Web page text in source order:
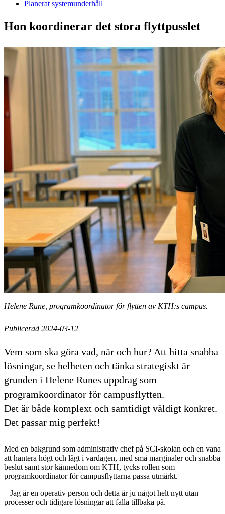
Planerat systemunderhåll
Hon koordinerar det stora flyttpusslet
Helene Rune, programkoordinator för flytten av KTH:s campus.
Publicerad 2024-03-12
Vem som ska göra vad, när och hur? Att hitta snabba
lösningar, se helheten och tänka strategiskt är
grunden i Helene Runes uppdrag som
programkoordinator för campusflytten.
Det är både komplext och samtidigt väldigt konkret.
Det passar mig perfekt!
Med en bakgrund som administrativ chef på SCI-skolan och en vana
att hantera högt och lågt i vardagen, med små marginaler och snabba
beslut samt stor kännedom om KTH, tycks rollen som
programkoordinator för campusflyttarna passa utmärkt.
– Jag är en operativ person och detta är ju något helt nytt utan
processer och tidigare lösningar att falla tillbaka på.